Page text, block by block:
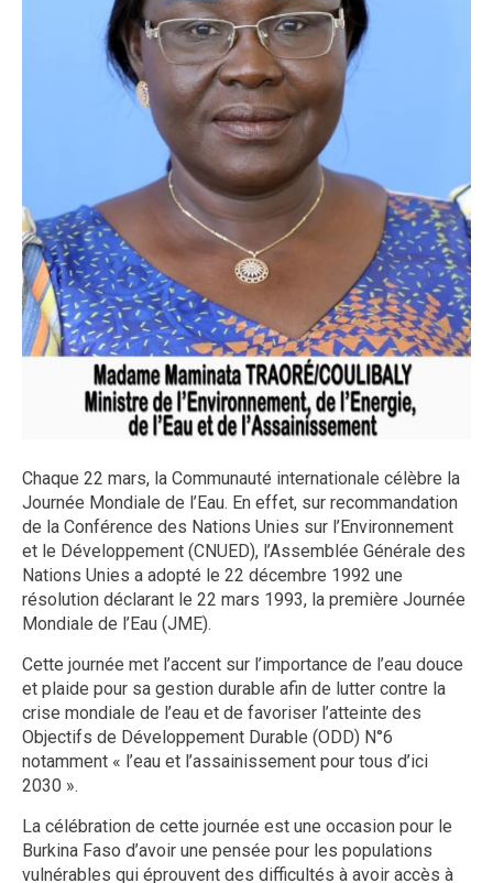
Chaque 22 mars, la Communauté internationale célèbre la
Journée Mondiale de l’Eau. En effet, sur recommandation
de la Conférence des Nations Unies sur l’Environnement
et le Développement (CNUED), l’Assemblée Générale des
Nations Unies a adopté le 22 décembre 1992 une
résolution déclarant le 22 mars 1993, la première Journée
Mondiale de l’Eau (JME).
Cette journée met l’accent sur l’importance de l’eau douce
et plaide pour sa gestion durable afin de lutter contre la
crise mondiale de l’eau et de favoriser l’atteinte des
Objectifs de Développement Durable (ODD) N°6
notamment « l’eau et l’assainissement pour tous d’ici
2030 ».
La célébration de cette journée est une occasion pour le
Burkina Faso d’avoir une pensée pour les populations
vulnérables qui éprouvent des difficultés à avoir accès à